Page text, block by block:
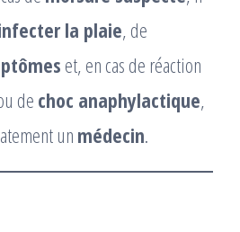
la plaie, de
et, en cas de réaction
dechoc anaphylactique,
un médecin.